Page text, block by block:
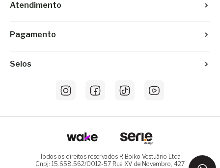
Atendimento
Pagamento
Selos
Todos os direitos reservados R.Boiko Vestuário Ltda
Cnpj: 15.658.562/0012-57 Rua XV de Novembro, 427